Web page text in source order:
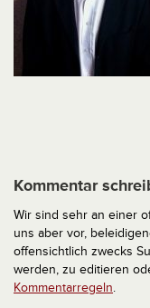
Kommentar
Wir sind sehr an einer
uns aber vor,
offensichtlich zwecks
werden, zu editieren
Kommentarregeln.